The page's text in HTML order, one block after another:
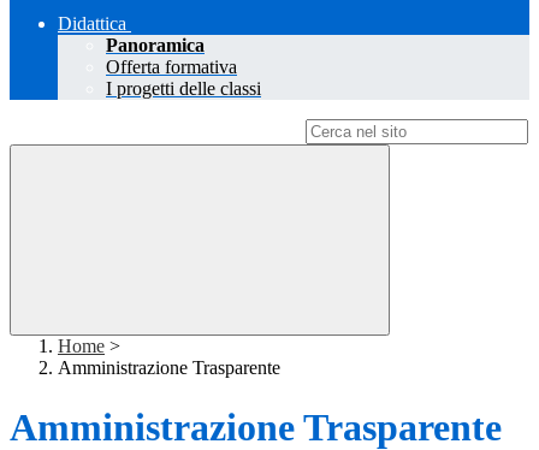
Didattica
Panoramica
Offerta formativa
I progetti delle classi
Home >
Amministrazione Trasparente
Amministrazione Trasparente